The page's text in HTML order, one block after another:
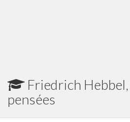
Friedrich
pensées